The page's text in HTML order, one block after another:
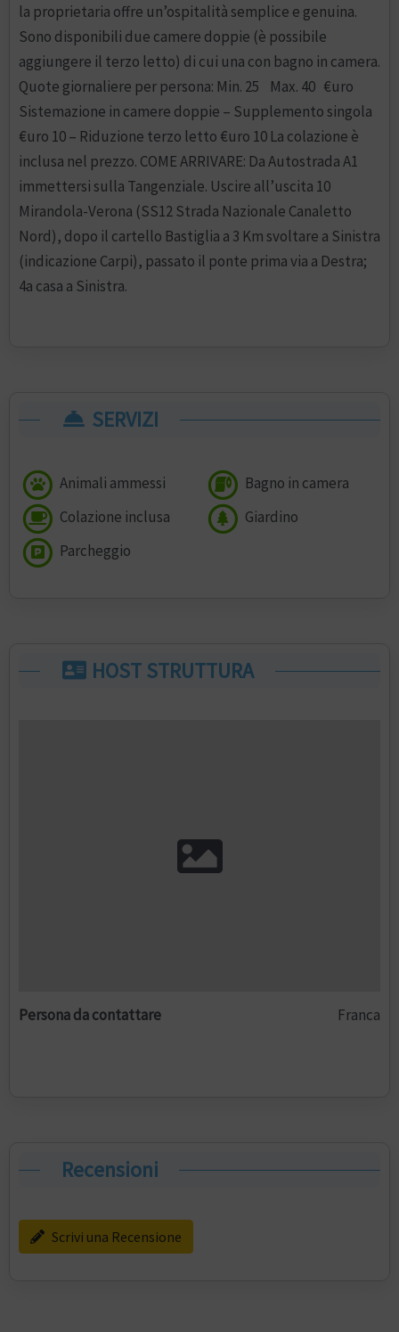
la proprietaria offre un’ospitalità semplice e genuina.
Sono disponibili due camere doppie (è possibile
aggiungere il terzo letto) di cui una con bagno in camera.
Quote giornaliere per persona: Min. 25 Max. 40 €uro
Sistemazione in camere doppie – Supplemento singola
€uro 10 – Riduzione terzo letto €uro 10 La colazione è
inclusa nel prezzo. COME ARRIVARE: Da Autostrada A1
immettersi sulla Tangenziale. Uscire all’uscita 10
Mirandola-Verona (SS12 Strada Nazionale Canaletto
Nord), dopo il cartello Bastiglia a 3 Km svoltare a Sinistra
(indicazione Carpi), passato il ponte prima via a Destra;
4a casa a Sinistra.
SERVIZI
Animali ammessi
Bagno in camera
Colazione inclusa
Giardino
Parcheggio
HOST STRUTTURA
Persona da contattare Franca
Recensioni
Scrivi una Recensione